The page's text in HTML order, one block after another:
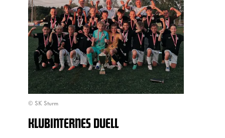
© SK Sturm
KLUBINTERNES DUELL